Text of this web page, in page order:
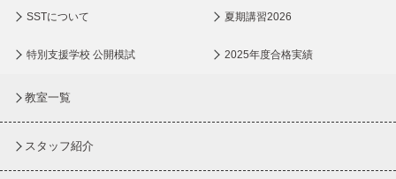
SSTについて 夏期講習2026
特別支援学校 公開模試 2025年度合格実績
教室一覧
スタッフ紹介